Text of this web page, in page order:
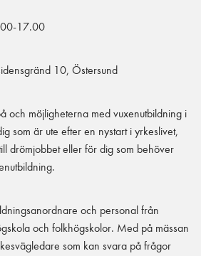
17.00
10, Östersund
och möjligheterna med vuxenutbildning i
som är ute efter en nystart i yrkeslivet,
drömjobbet eller för dig som behöver
och personal från
och folkhögskolor. Med på mässan
som kan svara på frågor